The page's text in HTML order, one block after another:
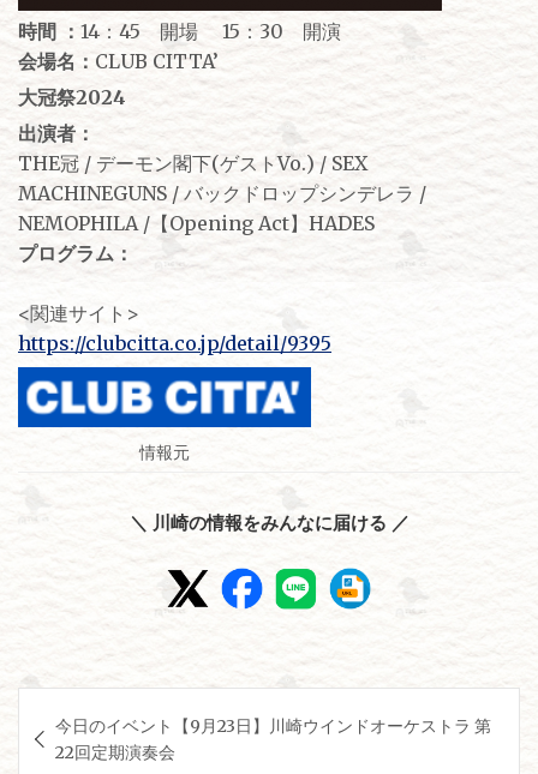
時間 ： 14：45 開場 15：30 開演
会場名： CLUB CITTA’
⼤冠祭2024
出演者：
THE冠 / デーモン閣下(ゲストVo.) / SEX
MACHINEGUNS / バックドロップシンデレラ /
NEMOPHILA /【Opening Act】HADES
プログラム：
<関連サイト>
https://clubcitta.co.jp/detail/9395
情報元
＼ 川崎の情報をみんなに届ける ／
稿 今日のイベント【9月23日】川崎ウインドオーケストラ 第
22回定期演奏会